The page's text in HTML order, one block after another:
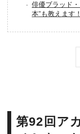
俳優ブラッド
本”も教えます！
第92回ア